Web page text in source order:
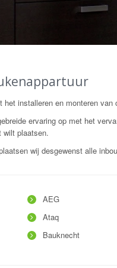
het installeren en monteren
ervaring op met het
wilt plaatsen.
wij desgewenst alle
AEG
Ataq
Bauknecht